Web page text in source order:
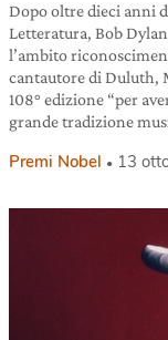
Dopo oltre dieci anni
Letteratura, Bob
l’ambito
cantautore di Duluth,
108° edizione “per
grande tradizione
Premi Nobel 13